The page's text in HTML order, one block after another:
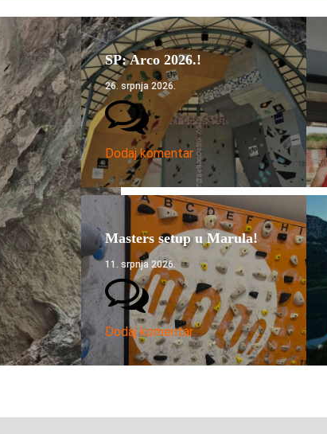
SP: Arco 2026.!
26. srpnja 2026.
Dodaj komentar
Masters setup u Marula!
11. srpnja 2026.
Dodaj komentar